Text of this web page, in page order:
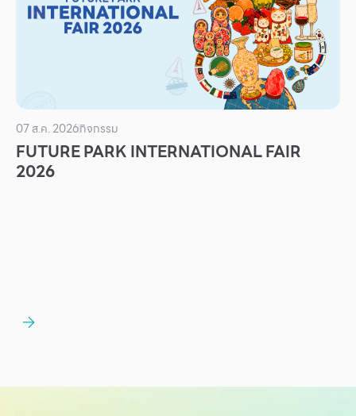
บริการ
IR
เกี่ยวกับเรา
ผู้เช่าพื้นที่
07 ส.ค. 2026กิจกรรม
FUTURE PARK INTERNATIONAL FAIR
2026